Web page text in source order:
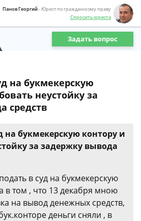
Панов Георгий- Юрист по гражданскому праву
Спросить юриста
Задать вопрос
на букмекерскую
неустойку за
средств
на букмекерскую контору и
за задержку вывода
в суд на букмекерскую
в том , что 13 декабря мною
на вывод денежных средств,
деньги сняли , в